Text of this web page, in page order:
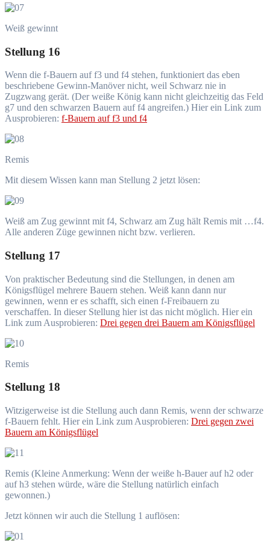
Weiß gewinnt
Stellung 16
Wenn die f-Bauern auf f3 und f4 stehen, funktioniert das eben
beschriebene Gewinn-Manöver nicht, weil Schwarz nie in
Zugzwang gerät. (Der weiße König kann nicht gleichzeitig das Feld
g7 und den schwarzen Bauern auf f4 angreifen.) Hier ein Link zum
Ausprobieren: f-Bauern auf f3 und f4
Remis
Mit diesem Wissen kann man Stellung 2 jetzt lösen:
Weiß am Zug gewinnt mit f4, Schwarz am Zug hält Remis mit …f4.
Alle anderen Züge gewinnen nicht bzw. verlieren.
Stellung 17
Von praktischer Bedeutung sind die Stellungen, in denen am
Königsflügel mehrere Bauern stehen. Weiß kann dann nur
gewinnen, wenn er es schafft, sich einen f-Freibauern zu
verschaffen. In dieser Stellung hier ist das nicht möglich. Hier ein
Link zum Ausprobieren: Drei gegen drei Bauern am Königsflügel
Remis
Stellung 18
Witzigerweise ist die Stellung auch dann Remis, wenn der schwarze
f-Bauern fehlt. Hier ein Link zum Ausprobieren: Drei gegen zwei
Bauern am Königsflügel
Remis (Kleine Anmerkung: Wenn der weiße h-Bauer auf h2 oder
auf h3 stehen würde, wäre die Stellung natürlich einfach
gewonnen.)
Jetzt können wir auch die Stellung 1 auflösen: